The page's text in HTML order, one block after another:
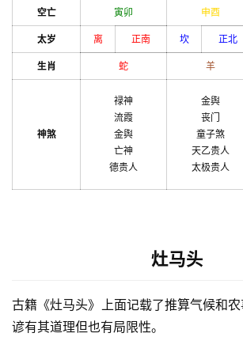
空亡 寅卯 申酉
太岁 离 正南 坎 正北
生肖 蛇 羊
神煞
禄神
流霞
金舆
亡神
德贵人
金舆
丧门
童子煞
天乙贵人
太极贵人
灶马头
古籍《灶马头》上面记载了推算气候和
谚有其道理但也有局限性。